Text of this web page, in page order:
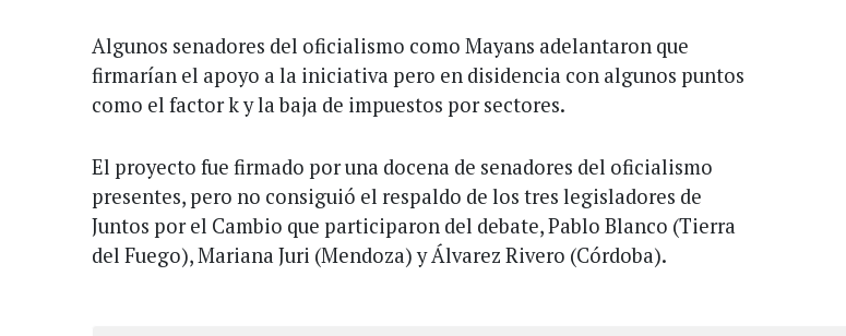
Algunos senadores del oficialismo como Mayans adelantaron que
firmarían el apoyo a la iniciativa pero en disidencia con algunos puntos
como el factor k y la baja de impuestos por sectores.
El proyecto fue firmado por una docena de senadores del oficialismo
presentes, pero no consiguió el respaldo de los tres legisladores de
Juntos por el Cambio que participaron del debate, Pablo Blanco (Tierra
del Fuego), Mariana Juri (Mendoza) y Álvarez Rivero (Córdoba).